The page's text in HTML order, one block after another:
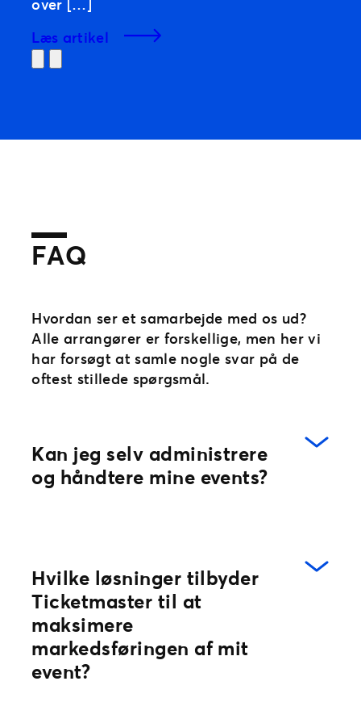
over […]
læs artikel
Previous
Next
FAQ
Hvordan ser et samarbejde med os ud?
Alle arrangører er forskellige, men her vi
har forsøgt at samle nogle svar på de
oftest stillede spørgsmål.
Kan jeg selv administrere
og håndtere mine events?
Ja, i vores selvbetjeningsværktøj, TM1
Events, kan du selv oprette dit event og
sætte det i salg på ganske få minutter. Du
kan bruge vores skabelonfunktion og blot
tilføje eventets navn, beskrivelse samt de
priser, du ønsker. Resten er der styr på.
Hvilke løsninger tilbyder
Ticketmaster til at
maksimere
markedsføringen af mit
event?